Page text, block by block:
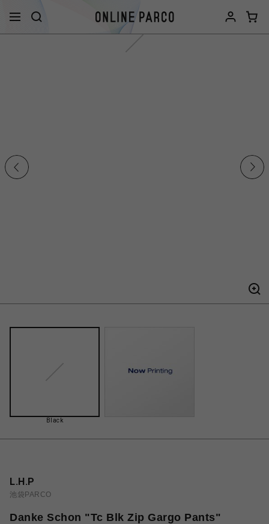
Black
L.H.P
池袋PARCO
Danke Schon "Tc Blk Zip Gargo Pants"